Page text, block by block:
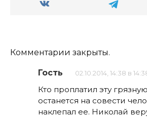
Комментарии закрыты.
Гость 02.10.2014, 14:38 в
Кто проплатил эту
останется на совести
наклепал ее. Николай